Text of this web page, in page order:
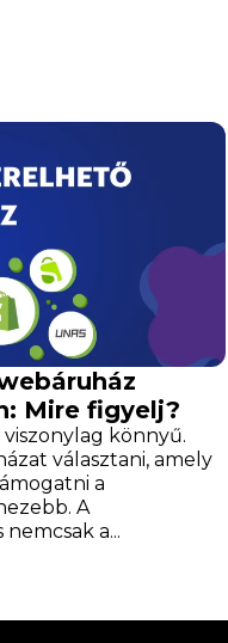
Mire figyelj?
könnyű.
választani, amely
a
A
a...